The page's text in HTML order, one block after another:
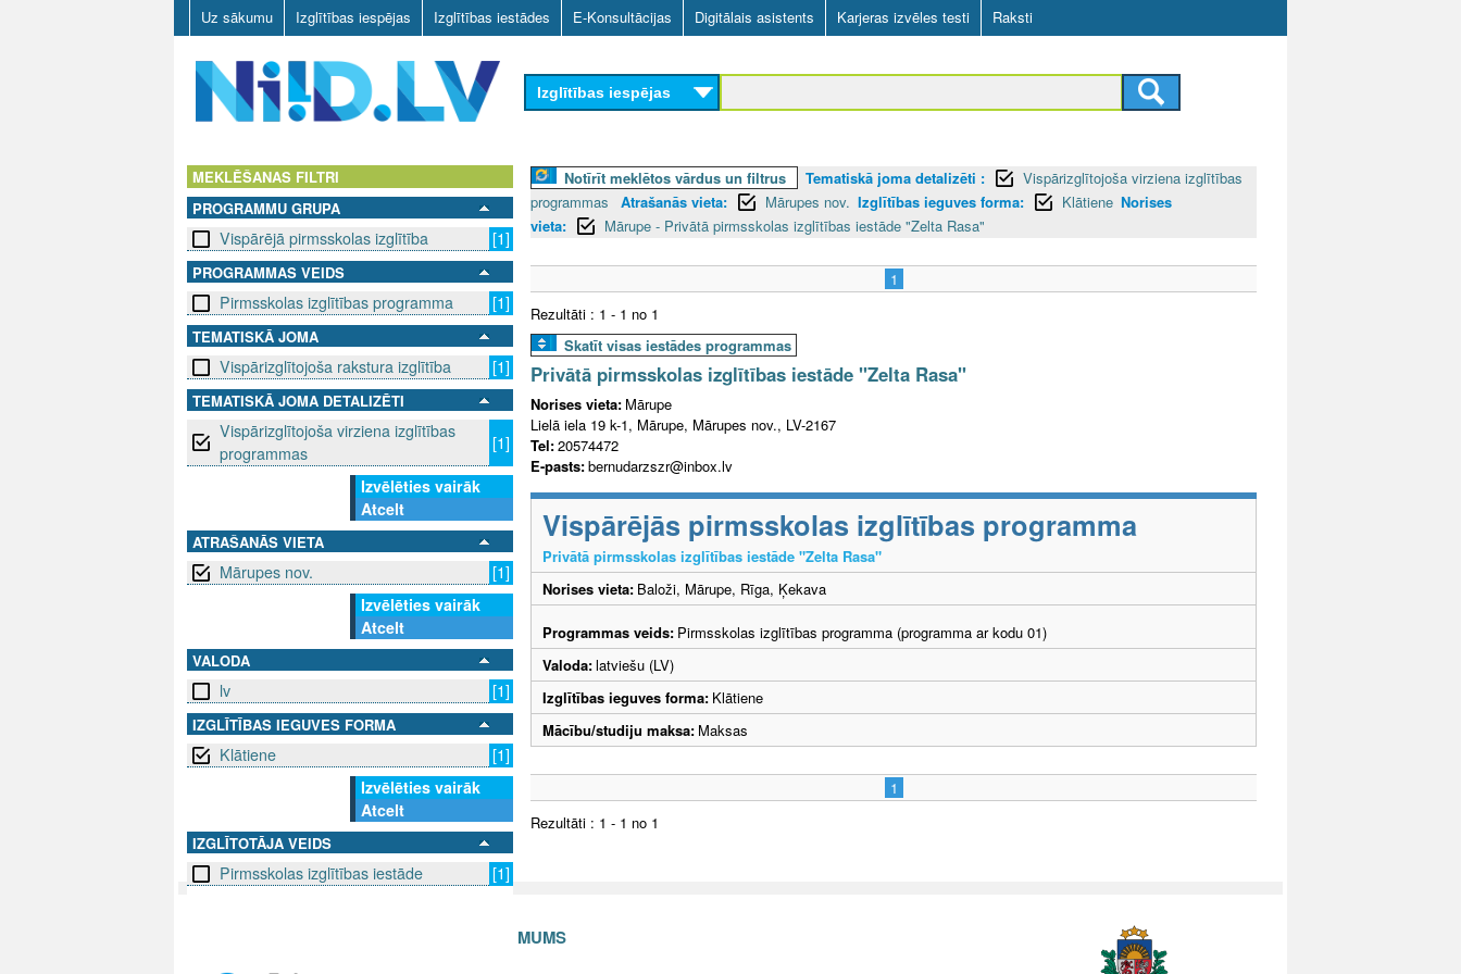
Skip
to
main
content
Uz sākumu Izglītības iespējas Izglītības iestādes E-Konsultācijas Digitālais asistents Karjeras izvēles testi Raksti
D
L
V
Izglītības iespējas
MEKLĒŠANAS FILTRI
PROGRAMMU GRUPA
Vispārējā pirmsskolas izglītība [1]
PROGRAMMAS VEIDS
Pirmsskolas izglītības programma [1]
TEMATISKĀ JOMA
Vispārizglītojoša rakstura izglītība [1]
TEMATISKĀ JOMA DETALIZĒTI
Vispārizglītojoša virziena izglītības
programmas
[1]
Izvēlēties vairāk
Atcelt
ATRAŠANĀS VIETA
Mārupes nov.
[1]
Izvēlēties vairāk
Atcelt
VALODA
lv [1]
IZGLĪTĪBAS IEGUVES FORMA
Klātiene
[1]
Izvēlēties vairāk
Atcelt
IZGLĪTOTĀJA VEIDS
Pirmsskolas izglītības iestāde [1]
Notīrīt meklētos vārdus un filtrus Tematiskā joma detalizēti :
Vispārizglītojoša virziena izglītības
programmas
Atrašanās vieta: Mārupes nov. Izglītības ieguves forma: Klātiene Norises
vieta:
Mārupe - Privātā pirmsskolas izglītības iestāde "Zelta Rasa"
1
Rezultāti : 1 - 1 no 1
Skatīt visas iestādes programmas
Privātā pirmsskolas izglītības iestāde "Zelta Rasa"
Norises vieta: Mārupe
Lielā iela 19 k-1, Mārupe, Mārupes nov., LV-2167
Tel:20574472
E-pasts:bernudarzszr@inbox.lv
Vispārējās pirmsskolas izglītības programma
Privātā pirmsskolas izglītības iestāde "Zelta Rasa"
Norises vieta: Baloži, Mārupe, Rīga, Ķekava
Programmas veids: Pirmsskolas izglītības programma (programma ar kodu 01)
Valoda:latviešu (LV)
Izglītības ieguves forma: Klātiene
Mācību/studiju maksa: Maksas
1
Rezultāti : 1 - 1 no 1
SAZINIES AR MUMS